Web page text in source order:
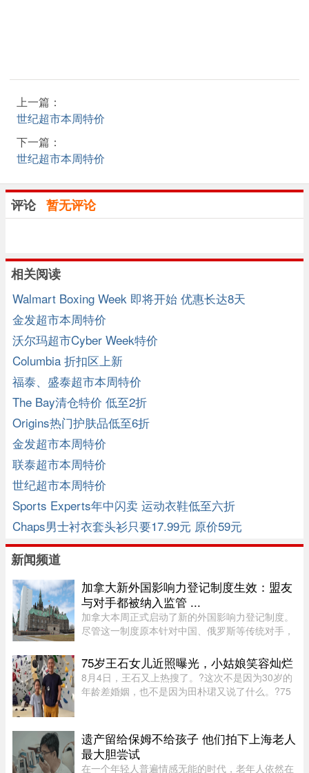
上一篇：
世纪超市本周特价
下一篇：
世纪超市本周特价
评论 暂无评论
相关阅读
Walmart Boxing Week 即将开始 优惠长达8天
金发超市本周特价
沃尔玛超市Cyber Week特价
Columbia 折扣区上新
福泰、盛泰超市本周特价
The Bay清仓特价 低至2折
Origins热门护肤品低至6折
金发超市本周特价
联泰超市本周特价
世纪超市本周特价
Sports Experts年中闪卖 运动衣鞋低至六折
Chaps男士衬衣套头衫只要17.99元 原价59元
新闻频道
加拿大新外国影响力登记制度生效：盟友
与对手都被纳入监管 ...
加拿大本周正式启动了新的外国影响力登记制度。
尽管这一制度原本针对中国、俄罗斯等传统对手，
管。该制度在立法通过两年后启动实施，旨在通过
要求相关活动公开申报、设 ...
75岁王石女儿近照曝光，小姑娘笑容灿烂
8月4日，王石又上热搜了。?这次不是因为30岁的
年龄差婚姻，也不是因为田朴珺又说了什么。?75
都穿着攀岩装备，在岩壁上 ...
遗产留给保姆不给孩子 他们拍下上海老人
最大胆尝试
在一个年轻人普遍情感无能的时代，老年人依然在